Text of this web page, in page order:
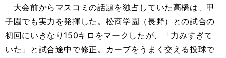
大会前からマスコミの話題を独占していた高橋は、甲
子園でも実力を発揮した。松商学園（長野）との試合の
初回にいきなり150キロをマークしたが、「力みすぎて
いた」と試合途中で修正。カーブをうまく交える投球で